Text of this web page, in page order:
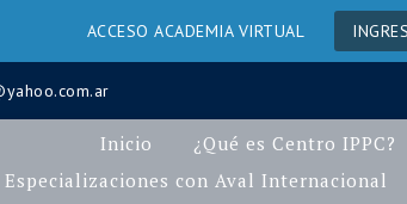
ACCESO ACADEMIA VIRTUAL
Inicio ¿Qué es Centro IPPC?
Especializaciones con Aval Internacional